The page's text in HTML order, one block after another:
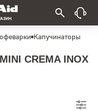
Капучинаторы
CREMA INOX